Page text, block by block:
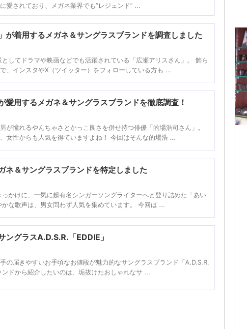
愛されており、メガネ業界でも”レジェンド” ...
が着用するメガネ＆サングラスブランドを調査しました
してドラマや映画などでも活躍されている「広瀬アリスさん」。 飾ら
、インスタやX（ツイッター）をフォローしている方も ...
用するメガネ＆サングラスブランドを徹底調査！
が憧れるやんちゃさとかっこ良さを併せ持つ俳優「的場浩司さん」。
女性からも人気を得ていますよね！ 今回はそんな的場浩 ...
ネ＆サングラスブランドを特定しました
かけに、一気に超有名シンガーソングライターへと登り詰めた「あい
な歌声は、男女問わず人気を集めています。 今回は ...
ングラスA.D.S.R.「EDDIE」
の届きやすいお手頃なお値段が魅力的なサングラスブランド「A.D.S.R.
ドから紹介したいのは、垢抜けたおしゃれなサ ...